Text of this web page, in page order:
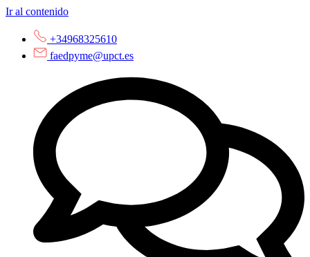
Ir al contenido
+34968325610
faedpyme@upct.es